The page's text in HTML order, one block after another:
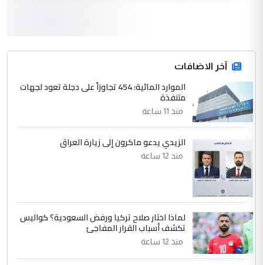
المشترك لا تستهدف أية دولة ومفتوحة لانضمام
الدول الشقيقة
4 يوسف غزوان عصمت
التعليق : بكالوريوس فيزياء طبية متزوج و
زوجتي أيضا بكالوريوس سكني بغداد أرغب في
إكمال دراستي داخل ...
الموضوع :
السعودية توافق على الاستمرار في
جامعاتها سنويا
5 عبد الأمير جاسم هليل
التعليق : نحن اباء الطلاب الأوائل على العراق
نتشرف بلقاء السيد احمد الصافي في العتبات
آخر الاضافات
الموارد المائية: 454 تجاوزاً على دجلة تعود لجهات
متنفذة
منذ 11 ساعة
الزيدي يدعو ماكرون إلى زيارة العراق
منذ 12 ساعة
لماذا اختار صلاح تركيا ورفض السعودية؟ كواليس
تكشف أسباب القرار المفاجئ
منذ 12 ساعة